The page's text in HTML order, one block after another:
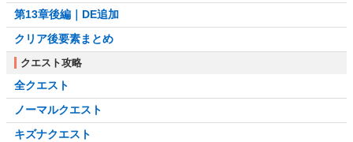
第13章後編｜DE追加
クリア後要素まとめ
クエスト攻略
全クエスト
ノーマルクエスト
キズナクエスト